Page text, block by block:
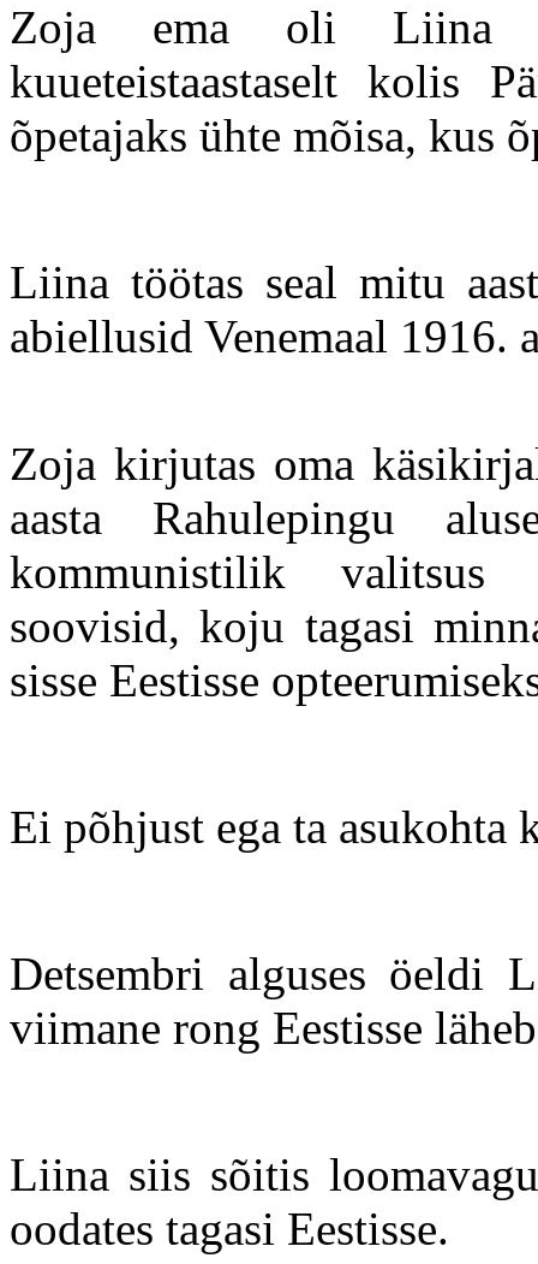
Zoja ema oli Liina
kuueteistaastaselt kolis
õpetajaks ühte mõisa, kus
Liina töötas seal mitu
abiellusid Venemaal 1916.
Zoja kirjutas oma
aasta Rahulepingu
kommunistilik valitsus
soovisid, koju tagasi
sisse Eestisse
Ei põhjust ega ta asukohta
Detsembri alguses öeldi
viimane rong Eestisse
Liina siis sõitis
oodates tagasi Eestisse.